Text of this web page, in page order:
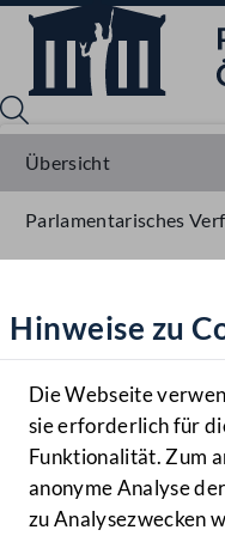
Hilfe
Benutzer
MENÜ
Hinweise zu
Die Webseite
sie erforderlich für
Funktionalität. Zum
anonyme Analyse
zu Analysezwecken
Übersicht
Parlamentarisches
Plenarberatungen